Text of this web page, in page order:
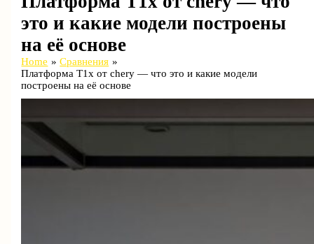
это и какие модели построены
на её основе
Home
Сравнения
Платформа T1x от chery — что это и какие модели
построены на её основе